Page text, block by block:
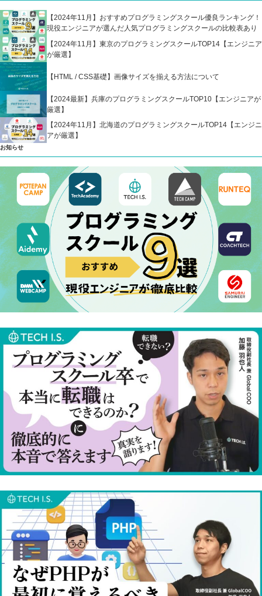
【2024年11月】おすすめプログラミングスクール優良ランキング！
現役エンジニアが選んだ人気プログラミングスクールの比較表あり
【2024年11月】東京のプログラミングスクールTOP14【エンジニア
が厳選】
【HTML / CSS基礎】画像サイズを揃える方法について
【2024最新】兵庫のプログラミングスクールTOP10【エンジニアが
厳選】
【2024年11月】北海道のプログラミングスクールTOP14【エンジニ
アが厳選】
お知らせ